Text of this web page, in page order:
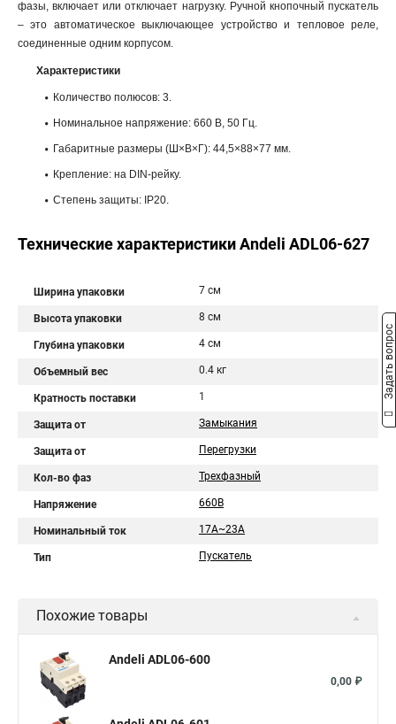
фазы, включает или отключает нагрузку. Ручной кнопочный пускатель
– это автоматическое выключающее устройство и тепловое реле,
соединенные одним корпусом.
Характеристики
Количество полюсов: 3.
Номинальное напряжение: 660 В, 50 Гц.
Габаритные размеры (Ш×В×Г): 44,5×88×77 мм.
Крепление: на DIN-рейку.
Степень защиты: IP20.
Технические характеристики Andeli ADL06-627
Ширина упаковки 7 см
Высота упаковки 8 см
Глубина упаковки 4 см
Объемный вес 0.4 кг
Кратность поставки 1
Защита от Замыкания
Защита от Перегрузки
Кол-во фаз Трехфазный
Напряжение 660В
Номинальный ток 17A~23A
Тип Пускатель
Похожие товары
Andeli ADL06-600
0,00 ₽
Задать вопрос